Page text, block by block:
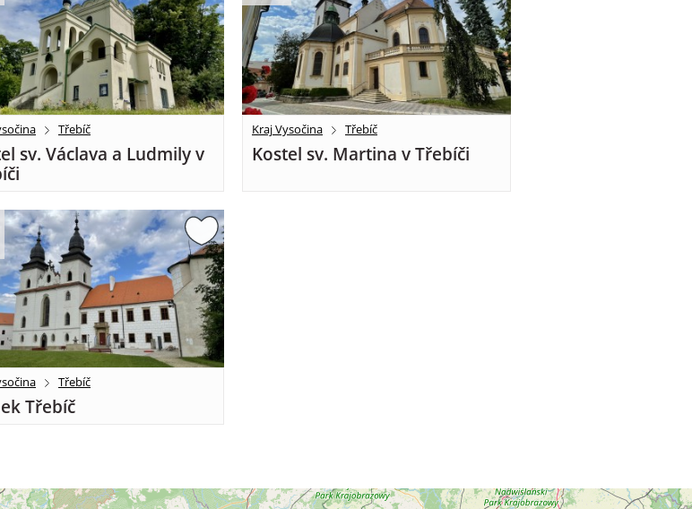
Třebíč
sv. Václava a Ludmily v
Kraj Vysočina Třebíč
Kostel sv. Martina v Třebíči
Třebíč
Třebíč